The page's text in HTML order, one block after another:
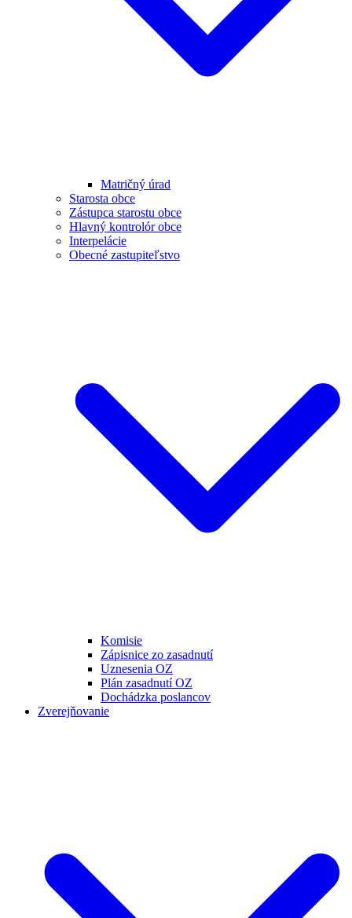
Matričný úrad
Starosta obce
Zástupca starostu obce
Hlavný kontrolór obce
Interpelácie
Obecné zastupiteľstvo
Komisie
Zápisnice zo zasadnutí
Uznesenia OZ
Plán zasadnutí OZ
Dochádzka poslancov
Zverejňovanie